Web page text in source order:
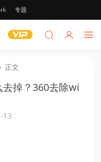
专题
正文
掉？360去除wi
13